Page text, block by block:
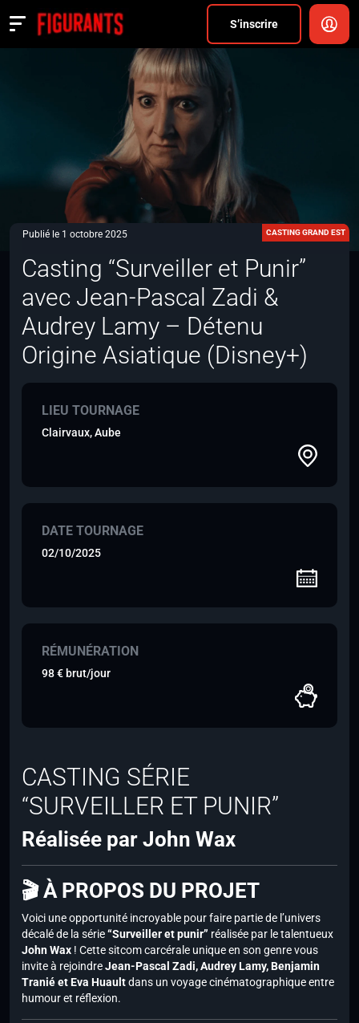
S’inscrire
Actualités
ANNONCER
S’inscrire
CONNEXION
Publié le 1 octobre 2025 CASTING GRAND EST
Casting “Surveiller et Punir”
avec Jean-Pascal Zadi &
Audrey Lamy – Détenu
Origine Asiatique (Disney+)
LIEU TOURNAGE
Clairvaux, Aube
DATE TOURNAGE
02/10/2025
RÉMUNÉRATION
98 € brut/jour
CASTING SÉRIE
“SURVEILLER ET PUNIR”
Réalisée par John Wax
🎬 À PROPOS DU PROJET
Voici une opportunité incroyable pour faire partie de l’univers
décalé de la série“Surveiller et punir” réalisée par le talentueux
John Wax ! Cette sitcom carcérale unique en son genre vous
invite à rejoindreJean-Pascal Zadi, Audrey Lamy, Benjamin
Tranié et Eva Huaultdans un voyage cinématographique entre
humour et réflexion.